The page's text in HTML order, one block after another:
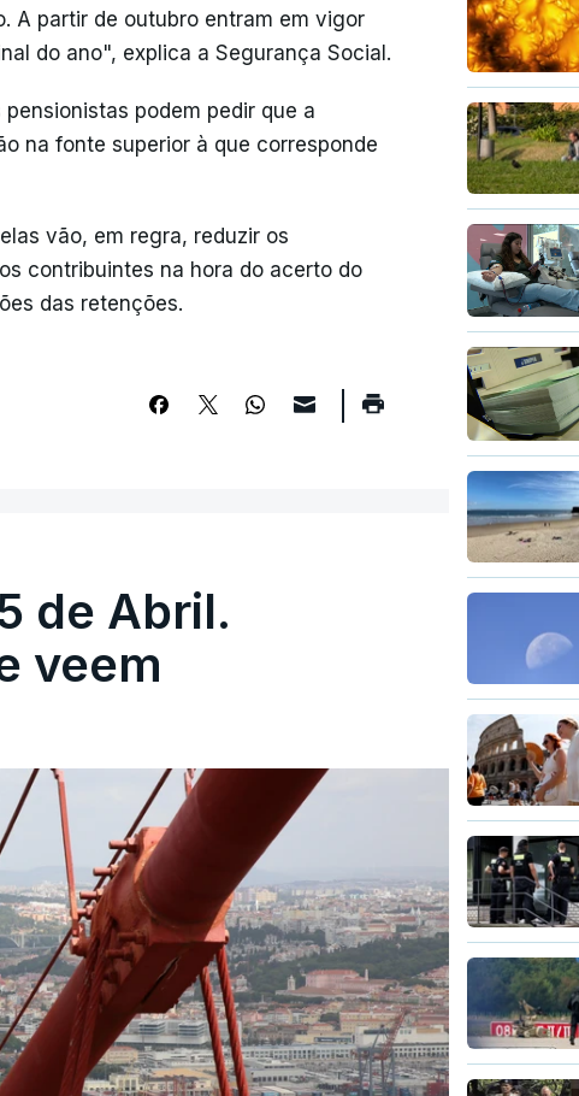
A partir de outubro entram em vigor
do ano", explica a Segurança Social.
podem pedir que a
na fonte superior à que corresponde
vão, em regra, reduzir os
contribuintes na hora do acerto do
das retenções.
de Abril.
veem